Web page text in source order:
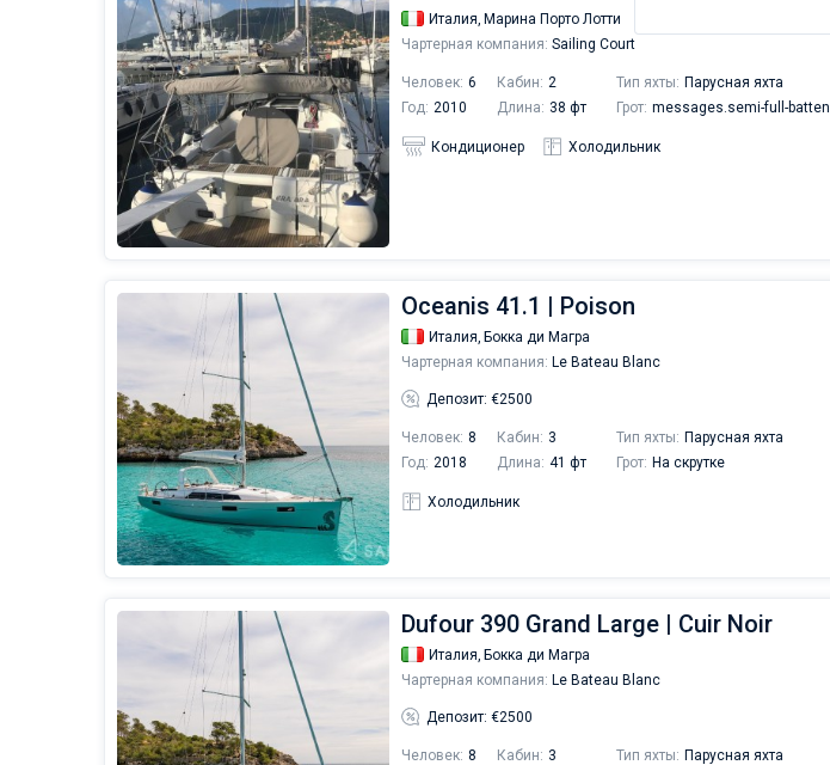
Италия, Марина Порто Лотти
Чартерная компания: Sailing Court
Человек: 6 Кабин: 2 Тип яхты: Парусная яхта
Год: 2010 Длина: 38 фт Грот: messages.semi-full-batten
Кондиционер Холодильник
Oceanis 41.1 | Poison
Италия, Бокка ди Магра
Чартерная компания: Le Bateau Blanc
Депозит: €2500
Человек: 8 Кабин: 3 Тип яхты: Парусная яхта
Год: 2018 Длина: 41 фт Грот: На скрутке
Холодильник
Dufour 390 Grand Large | Cuir Noir
Италия, Бокка ди Магра
Чартерная компания: Le Bateau Blanc
Депозит: €2500
Человек: 8 Кабин: 3 Тип яхты: Парусная яхта